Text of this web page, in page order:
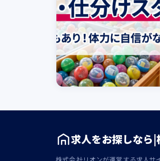
求人をお探しなら